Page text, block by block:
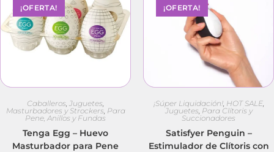
¡OFERTA!
Caballeros Juguetes
Masturbadores y Strockers Para
Pene, Anillos y Fundas
Tenga Egg – Huevo
Masturbador para Pene
¡OFERTA!
¡Súper Liquidación!, HOT SALE,
Juguetes Para Clítoris y
Succionadores
Satisfyer Penguin –
Estimulador de Clítoris con